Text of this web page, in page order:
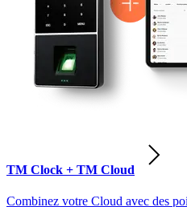
TM Clock + TM Cloud
Combinez votre Cloud avec des